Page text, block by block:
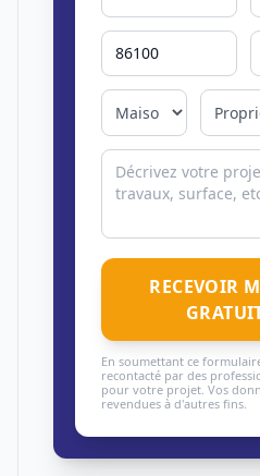
RECEVOIR
En soumettant ce
recontacté par des
pour votre projet. Vos
revendues à d'autres fins.